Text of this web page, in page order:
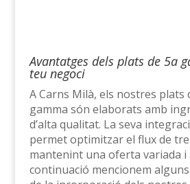
Avantatges dels plats de 5a
teu negoci
A Carns Milà, els nostres plats
gamma són elaborats amb
d’alta qualitat. La seva
permet optimitzar el flux de
mantenint una oferta variada i
continuació mencionem